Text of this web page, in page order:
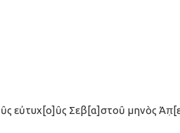
εὐτυχ[ο]ῦς Σεβ[α]στοῦ μηνὸς